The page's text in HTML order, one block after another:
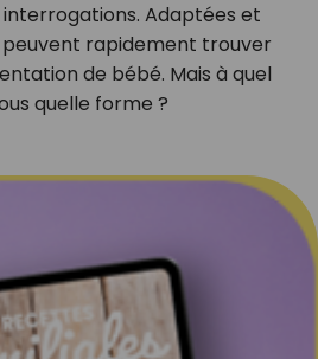
Adaptées et
rapidement trouver
de bébé. Mais à quel
quelle forme ?